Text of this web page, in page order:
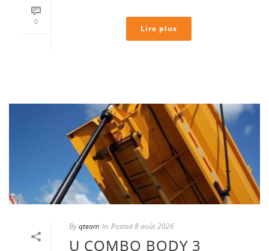
0
Lire plus
Byqteam In Posted8 août 2026
U COMBO BODY 3